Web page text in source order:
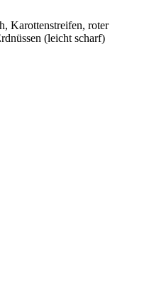
Karottenstreifen, roter
(leicht scharf)